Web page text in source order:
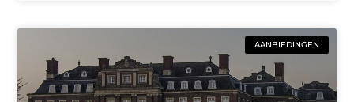
AANBIEDINGEN